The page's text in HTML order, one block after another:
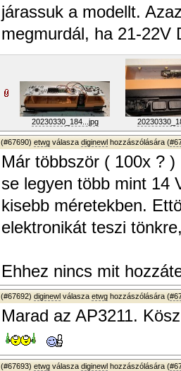
járassuk a modellt.
megmurdál, ha 21-22V
20230330_184...jpg
(#67690) etwg válasza diginewl hozzászólására (
Már többször ( 100x ?
se legyen több mint 14
kisebb méretekben.
elektronikát teszi
Ehhez nincs mit
(#67692) diginewl válasza etwg hozzászólására (
Marad az AP3211.
(#67693) etwg válasza diginewl hozzászólására (